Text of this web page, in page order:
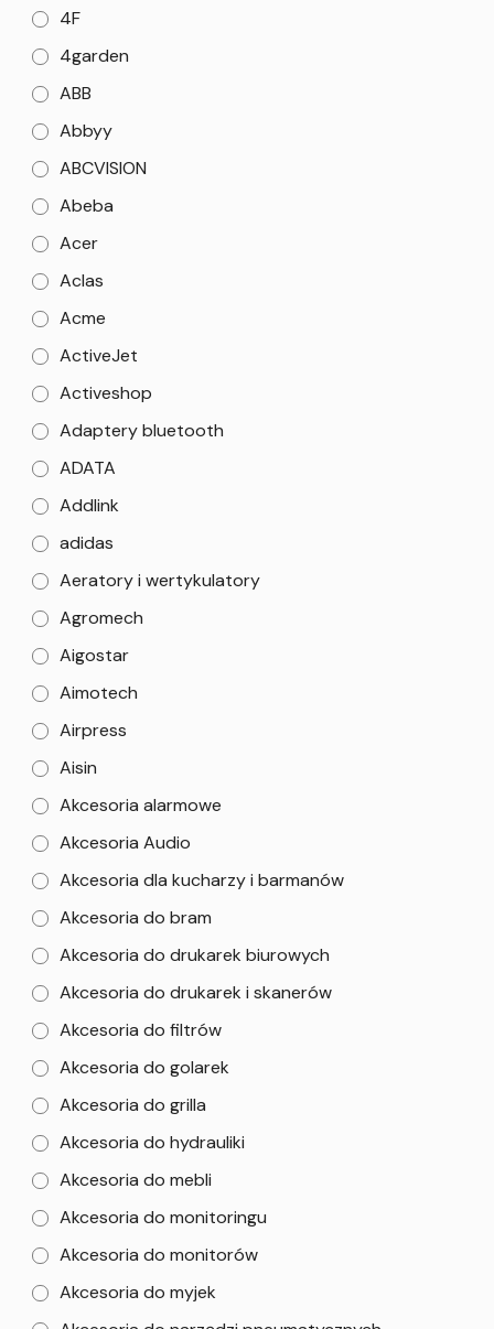
4F
4garden
ABB
Abbyy
ABCVISION
Abeba
Acer
Aclas
Acme
ActiveJet
Activeshop
Adaptery bluetooth
ADATA
Addlink
adidas
Aeratory i wertykulatory
Agromech
Aigostar
Aimotech
Airpress
Aisin
Akcesoria alarmowe
Akcesoria Audio
Akcesoria dla kucharzy i barmanów
Akcesoria do bram
Akcesoria do drukarek biurowych
Akcesoria do drukarek i skanerów
Akcesoria do filtrów
Akcesoria do golarek
Akcesoria do grilla
Akcesoria do hydrauliki
Akcesoria do mebli
Akcesoria do monitoringu
Akcesoria do monitorów
Akcesoria do myjek